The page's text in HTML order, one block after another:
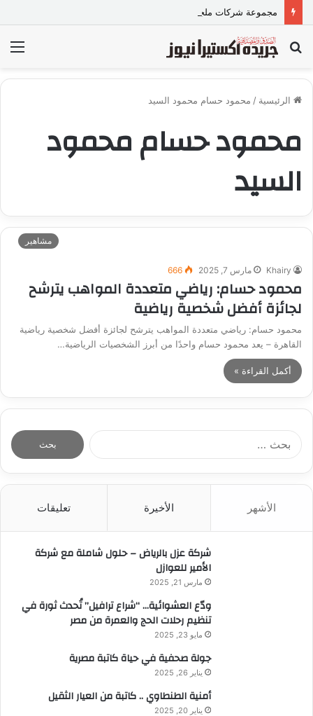
بحث
الرئيسية / محمود حسام محمود السيد
محمود حسام محمود
السيد
مشاهير
Khairy مارس 7, 2025 666
محمود حسام: رياضي متعددة المواهب يترشح
لجائزة أفضل شخصية رياضية
محمود حسام: رياضي متعددة المواهب يترشح لجائزة أفضل شخصية رياضية
القاهرة – يعد محمود حسام واحدًا من أبرز الشخصيات الرياضية…
أكمل القراءة »
الأشهر الأخيرة تعليقات
شركة عزل بالرياض – حلول شاملة مع شركة
الأمير للعوازل
مارس 21, 2025
ودّع العشوائية… “شراع ترافيل” تُحدث ثورة في
تنظيم رحلات الحج والعمرة من مصر
مايو 23, 2025
جولة صحفية في حياة كاتبة مصرية
يناير 26, 2025
أمنية الطنطاوي .. كاتبة من العيار الثقيل
يناير 20, 2025